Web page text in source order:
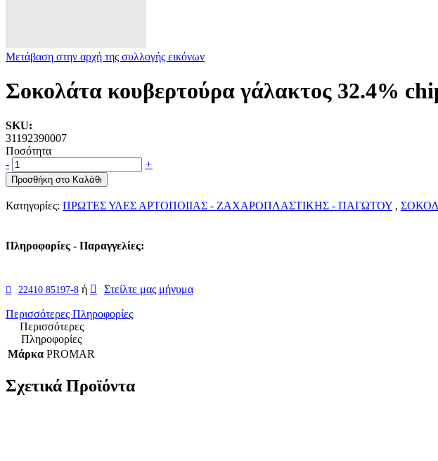
Μετάβαση στην αρχή της συλλογής εικόνων
Σοκολάτα κουβερτούρα γάλακτος 32.4%
SKU:
31192390007
Ποσότητα
-
+
Προσθήκη στο Καλάθι
Κατηγορίες: ΠΡΩΤΕΣ ΥΛΕΣ ΑΡΤΟΠΟΙΙΑΣ - ΖΑΧΑΡΟΠΛΑΣΤΙΚΗΣ - ΠΑΓΩΤΟΥ ,
Πληροφορίες - Παραγγελίες:
22410 85197-8 ή Στείλτε μας μήνυμα
Περισσότερες Πληροφορίες
Περισσότερες
Πληροφορίες
Μάρκα PROMAR
Σχετικά Προϊόντα